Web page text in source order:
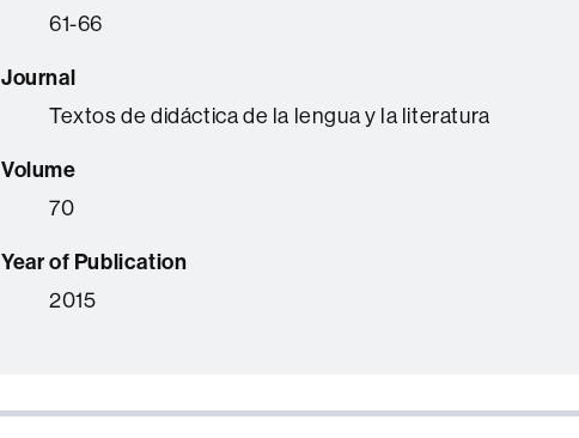
61-66
Journal
Textos de didáctica de la lengua y la literatura
Volume
70
Year of Publication
2015